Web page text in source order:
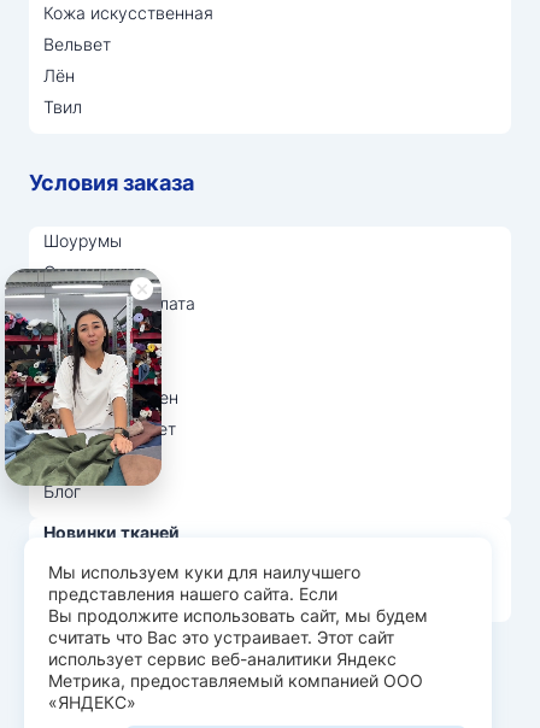
Кожа искусственная
Вельвет
Лён
Твил
Условия заказа
Шоурумы
Отзывы
Доставка и оплата
О нас
Вопрос-ответ
Возврат и обмен
Личный кабинет
Ткани оптом
Блог
Новинки тканей
Распродажа тканей
Лидеры продаж
© Арт Текс — продажа тканей оптом, 2026
Пользовательское соглашение
Мы используем куки для наилучшего
представления нашего сайта. Если
Вы продолжите использовать сайт, мы будем
считать что Вас это устраивает. Этот сайт
использует сервис веб-аналитики Яндекс
Метрика, предоставляемый компанией ООО
«ЯНДЕКС»